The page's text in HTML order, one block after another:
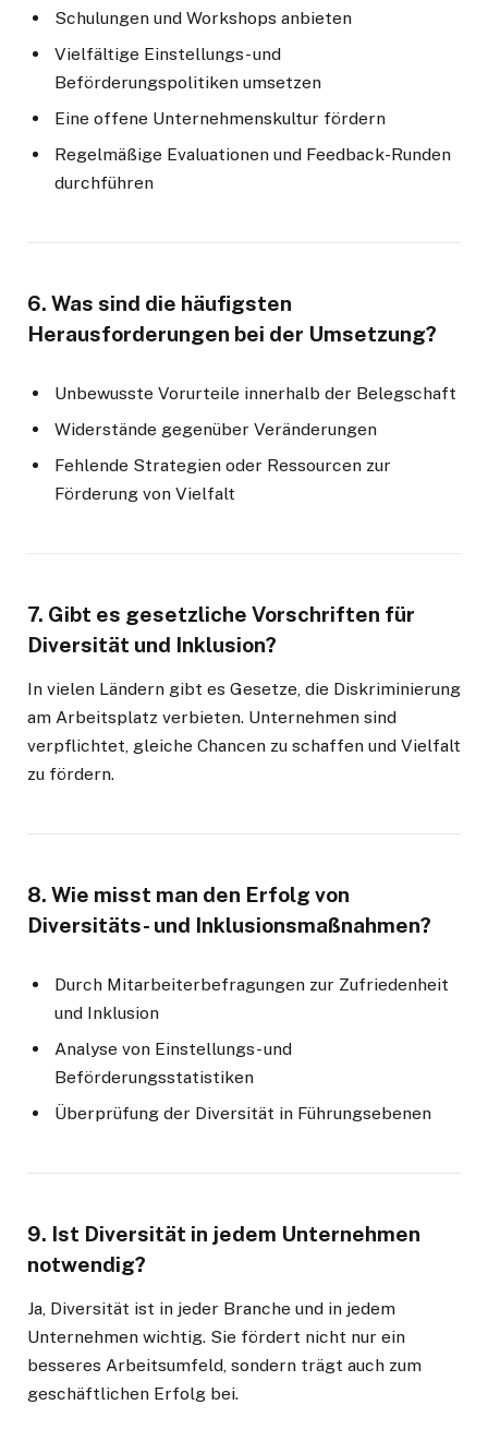
Schulungen und Workshops anbieten
Vielfältige Einstellungs- und
Beförderungspolitiken umsetzen
Eine offene Unternehmenskultur fördern
Regelmäßige Evaluationen und Feedback-Runden
durchführen
6. Was sind die häufigsten
Herausforderungen bei der Umsetzung?
Unbewusste Vorurteile innerhalb der Belegschaft
Widerstände gegenüber Veränderungen
Fehlende Strategien oder Ressourcen zur
Förderung von Vielfalt
7. Gibt es gesetzliche Vorschriften für
Diversität und Inklusion?
In vielen Ländern gibt es Gesetze, die Diskriminierung
am Arbeitsplatz verbieten. Unternehmen sind
verpflichtet, gleiche Chancen zu schaffen und Vielfalt
zu fördern.
8. Wie misst man den Erfolg von
Diversitäts- und Inklusionsmaßnahmen?
Durch Mitarbeiterbefragungen zur Zufriedenheit
und Inklusion
Analyse von Einstellungs- und
Beförderungsstatistiken
Überprüfung der Diversität in Führungsebenen
9. Ist Diversität in jedem Unternehmen
notwendig?
Ja, Diversität ist in jeder Branche und in jedem
Unternehmen wichtig. Sie fördert nicht nur ein
besseres Arbeitsumfeld, sondern trägt auch zum
geschäftlichen Erfolg bei.